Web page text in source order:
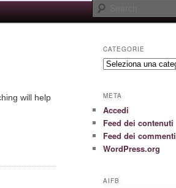
will help
CATEGORIE
categorie
META
Accedi
Feed dei contenuti
Feed dei commenti
WordPress.org
AIFB